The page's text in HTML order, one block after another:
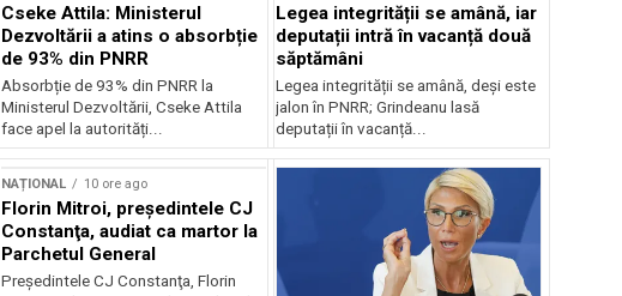
Cseke Attila: Ministerul
Dezvoltării a atins o absorbție
de 93% din PNRR
Absorbție de 93% din PNRR la
Ministerul Dezvoltării, Cseke Attila
face apel la autorități...
Legea integrității se amână, iar
deputații intră în vacanță două
săptămâni
Legea integrității se amână, deși este
jalon în PNRR; Grindeanu lasă
deputații în vacanță...
NAȚIONAL 10 ore ago
Florin Mitroi, preşedintele CJ
Constanţa, audiat ca martor la
Parchetul General
Preşedintele CJ Constanţa, Florin